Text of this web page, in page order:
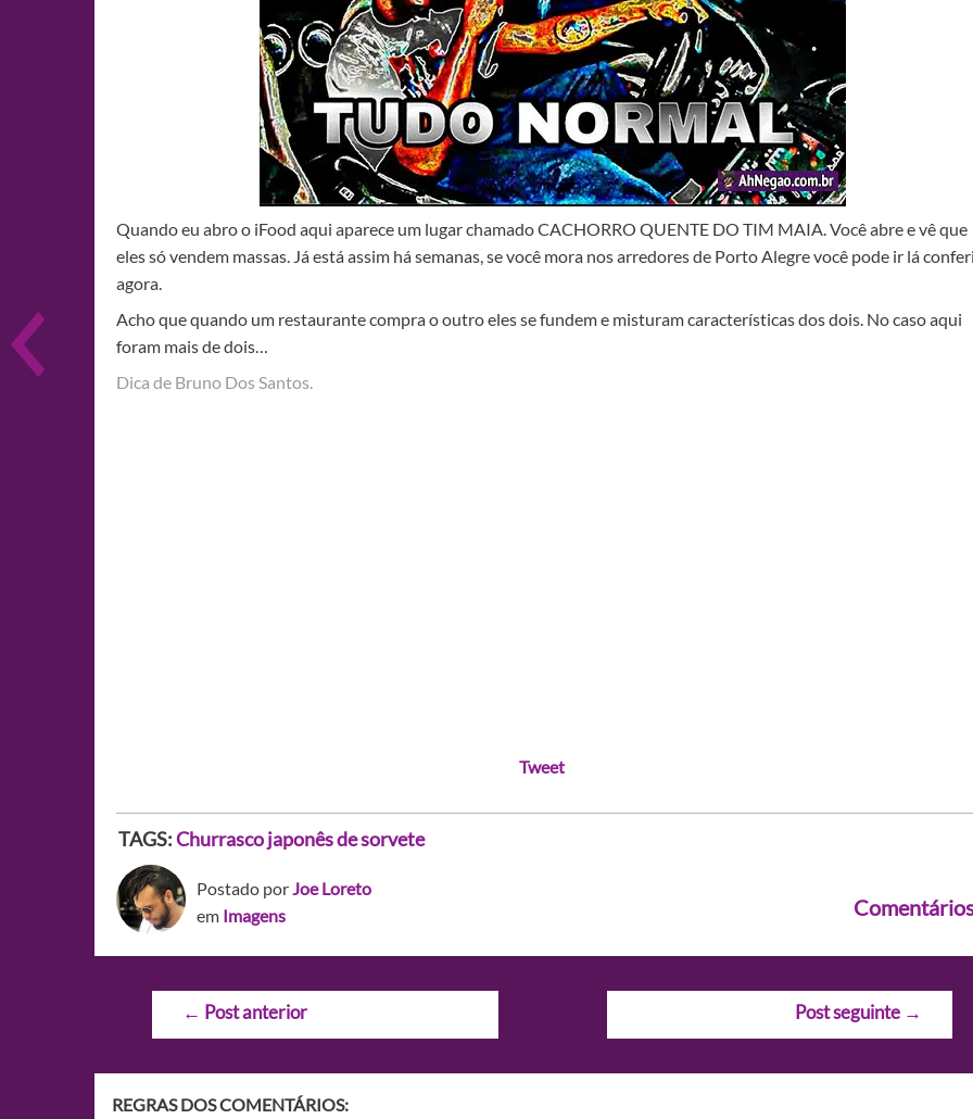
Quando eu abro o iFood aqui aparece um lugar chamado CACHORRO QUENTE DO TIM MAIA. Você abre e vê que
eles só vendem massas. Já está assim há semanas, se você mora nos arredores de Porto Alegre você pode ir lá
agora.
Acho que quando um restaurante compra o outro eles se fundem e misturam características dos dois. No caso aqui
foram mais de dois…
Dica de Bruno Dos Santos.
Tweet
TAGS:Churrasco japonês de sorvete
Postado porJoe Loreto
em Imagens
Navegação
← Post anterior Post seguinte →
REGRAS DOS COMENTÁRIOS: